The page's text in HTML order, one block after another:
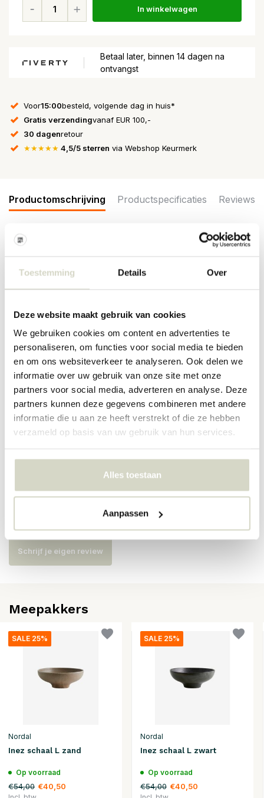
Toestemming Details Over
Deze website maakt gebruik van cookies
We gebruiken cookies om content en advertenties te
personaliseren, om functies voor social media te bieden
en om ons websiteverkeer te analyseren. Ook delen we
informatie over uw gebruik van onze site met onze
partners voor social media, adverteren en analyse. Deze
partners kunnen deze gegevens combineren met andere
informatie die u aan ze heeft verstrekt of die ze hebben
verzameld op basis van uw gebruik van hun services.
Alles toestaan
Aanpassen
In winkelwagen
Betaal later, binnen 14 dagen na
ontvangst
Voor15:00besteld, volgende dag in huis*
Gratis verzendingvanaf EUR 100,-
30 dagenretour
★★★★★ 4,5/5 sterren via Webshop Keurmerk
Productomschrijving Productspecificaties Reviews
De Nordal Inez schaaltjes S hebben een inhoud van 200ml.
geleverd in een set van 4 stuks. Afmeting Ø13x5cm
Maat: diameter 13 x hoogte 5cm
Kleur: zand
vaatwasser en magnetron. Niet geschikt voor de oven.
PRODUCTSPECIFICATIES
Artikelnummer 6406
SKU 6406
Reviews
Er zijn nog geen reviews geschreven over dit product..
Schrijf je eigen review
Meepakkers
SALE 25%
Nordal
Inez schaal L zand
Op voorraad
€54,00 €40,50
SALE 25%
Nordal
Inez schaal L zwart
Op voorraad
€54,00 €40,50